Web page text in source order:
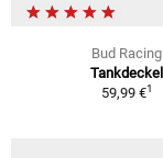
Bud Racing
Tankdeckel
59,99 €1